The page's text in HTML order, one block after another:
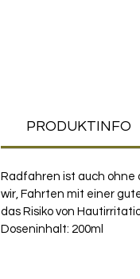
PRODUKTINFO
Radfahren ist auch ohne
wir, Fahrten mit einer
das Risiko von
Doseninhalt: 200ml